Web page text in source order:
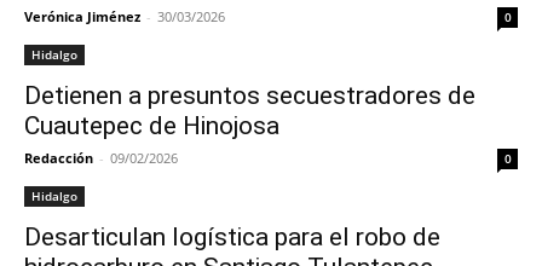
Verónica Jiménez - 30/03/2026 0
Hidalgo
Detienen a presuntos secuestradores de
Cuautepec de Hinojosa
Redacción - 09/02/2026 0
Hidalgo
Desarticulan logística para el robo de